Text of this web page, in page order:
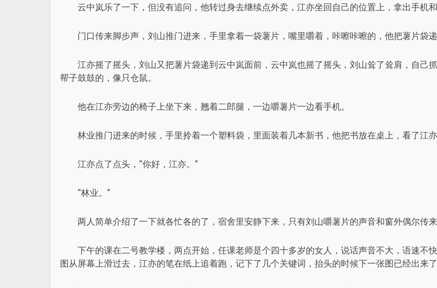
云中岚乐了一下，但没有追问，他转过身去继续点外卖，江亦坐回自己的位置上，拿出手机和
门口传来脚步声，刘山推门进来，手里拿着一袋薯片，嘴里嚼着，咔嚓咔嚓的，他把薯片袋
江亦摇了摇头，刘山又把薯片袋递到云中岚面前，云中岚也摇了摇头，刘山耸了耸肩，自己
帮子鼓鼓的，像只仓鼠。
他在江亦旁边的椅子上坐下来，翘着二郎腿，一边嚼薯片一边看手机。
林业推门进来的时候，手里拎着一个塑料袋，里面装着几本新书，他把书放在桌上，看了江
江亦点了点头，“你好，江亦。”
“林业。”
两人简单介绍了一下就各忙各的了，宿舍里安静下来，只有刘山嚼薯片的声音和窗外偶尔传来
下午的课在二号教学楼，两点开始，任课老师是个四十多岁的女人，说话声音不大，语速不
图从屏幕上滑过去，江亦的笔在纸上追着跑，记下了几个关键词，抬头的时候下一张图已经出来了